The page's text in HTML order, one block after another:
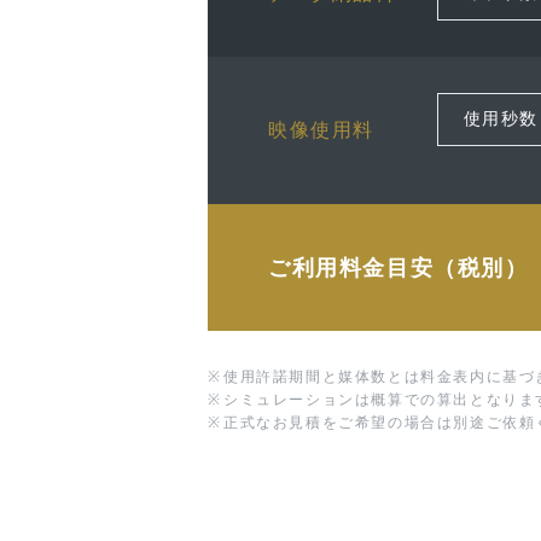
映像使用料
ご利用料金目安（税別）
※ 使用許諾期間と媒体数とは料金表内に基づ
※ シミュレーションは概算での算出となりま
※ 正式なお見積をご希望の場合は別途ご依頼